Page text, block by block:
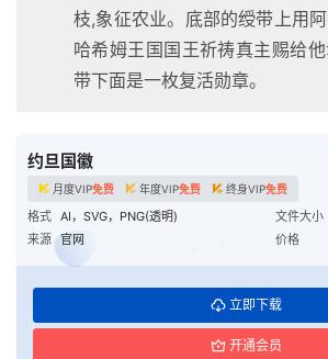
枝,象征农业。底部的绶带上用
哈希姆王国国王祈祷真主赐给
带下面是一枚复活勋章。
约旦国徽
月度VIP免费 年度VIP免费 终身VIP免费
格式 AI，SVG，PNG(透明) 文件大小
来源 官网 价格
立即下载
开通会员